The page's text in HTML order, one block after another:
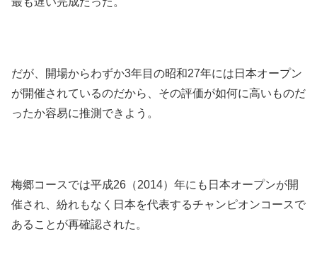
だが、開場からわずか3年目の昭和27年には日本オープン
が開催されているのだから、その評価が如何に高いものだ
ったか容易に推測できよう。
梅郷コースでは平成26（2014）年にも日本オープンが開
催され、紛れもなく日本を代表するチャンピオンコースで
あることが再確認された。